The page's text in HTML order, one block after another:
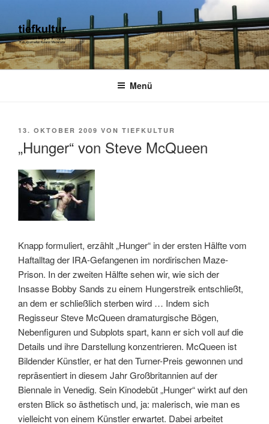
springen
TIEFKULTUR
kulturjournalist kurator moderator
Menü
VERÖFFENTLICHT
13. OKTOBER 2009 VON TIEFKULTUR
„Hunger“ von Steve McQueen
Knapp formuliert, erzählt „Hunger“ in der ersten Hälfte vom
Haftalltag der IRA-Gefangenen im nordirischen Maze-
Prison. In der zweiten Hälfte sehen wir, wie sich der
Insasse Bobby Sands zu einem Hungerstreik entschließt,
an dem er schließlich sterben wird … Indem sich
Regisseur Steve McQueen dramaturgische Bögen,
Nebenfiguren und Subplots spart, kann er sich voll auf die
Details und ihre Darstellung konzentrieren. McQueen ist
Bildender Künstler, er hat den Turner-Preis gewonnen und
repräsentiert in diesem Jahr Großbritannien auf der
Biennale in Venedig. Sein Kinodebüt „Hunger“ wirkt auf den
ersten Blick so ästhetisch und, ja: malerisch, wie man es
vielleicht von einem Künstler erwartet. Dabei arbeitet